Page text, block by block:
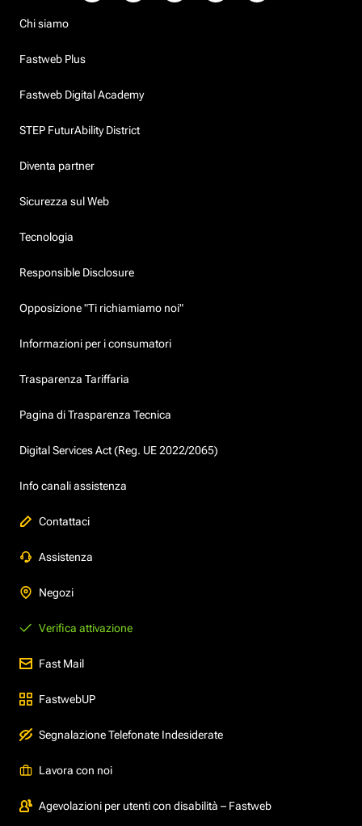
Chi siamo
Fastweb Plus
Fastweb Digital Academy
STEP FuturAbility District
Diventa partner
Sicurezza sul Web
Tecnologia
Responsible Disclosure
Opposizione "Ti richiamiamo noi"
Informazioni per i consumatori
Trasparenza Tariffaria
Pagina di Trasparenza Tecnica
Digital Services Act (Reg. UE 2022/2065)
Info canali assistenza
Contattaci
Assistenza
Negozi
Verifica attivazione
Fast Mail
FastwebUP
Segnalazione Telefonate Indesiderate
Lavora con noi
Agevolazioni per utenti con disabilità – Fastweb